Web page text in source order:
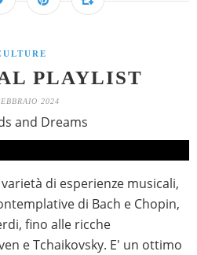
PLAYLIST
2024
and Dreams
di esperienze musicali,
di Bach e Chopin,
fino alle ricche
e Tchaikovsky. E' un ottimo